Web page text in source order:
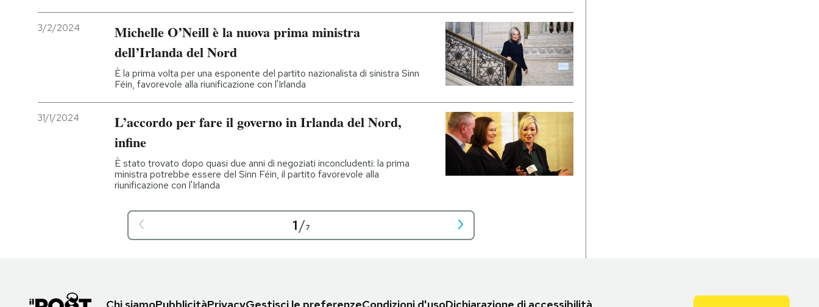
3/2/2024
Michelle O’Neill è la nuova prima ministra
dell’Irlanda del Nord
È la prima volta per una esponente del partito nazionalista di sinistra Sinn
Féin, favorevole alla riunificazione con l'Irlanda
31/1/2024
L’accordo per fare il governo in Irlanda del Nord,
infine
È stato trovato dopo quasi due anni di negoziati inconcludenti: la prima
ministra potrebbe essere del Sinn Féin, il partito favorevole alla
riunificazione con l'Irlanda
1/7
Chi siamoPubblicitàPrivacyGestisci le preferenzeCondizioni d'usoDichiarazione di accessibilità